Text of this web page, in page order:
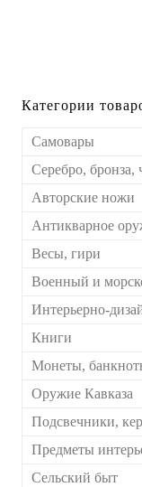
Категории
Самовары
Серебро, бронза,
Авторские ножи
Антикварное
Весы, гири
Военный и
Интерьерно-
Книги
Монеты,
Оружие Кавказа
Подсвечники,
Предметы
Сельский быт